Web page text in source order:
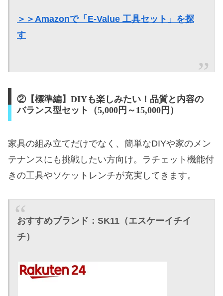
＞＞Amazonで「E-Value 工具セット」を探
す
②【標準編】DIYも楽しみたい！品質と内容の
バランス型セット（5,000円～15,000円）
家具の組み立てだけでなく、簡単なDIYや家のメン
テナンスにも挑戦したい方向け。ラチェット機能付
きの工具やソケットレンチが充実してきます。
おすすめブランド：SK11（エスケーイチイ
チ）